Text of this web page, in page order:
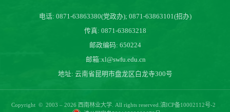
电话: 0871-63863380(党政办); 0871-63863101(招办)
传真: 0871-63863218
邮政编码: 650224
邮箱:xl@swfu.edu.cn
地址: 云南省昆明市盘龙区白龙寺300号
Copyright © 2003 – 2026 西南林业大学. All rights reserved. 滇ICP备10002112号-2